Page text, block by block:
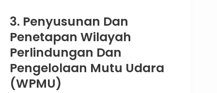
3. Penyusunan Dan
Penetapan Wilayah
Perlindungan Dan
Pengelolaan Mutu Udara
(WPMU)